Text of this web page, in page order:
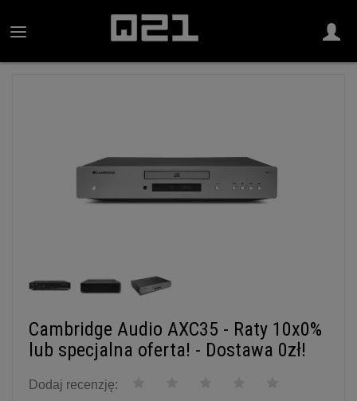
Cambridge Audio AXC35 - Raty 10x0%
lub specjalna oferta! - Dostawa 0zł!
Dodaj recenzję: